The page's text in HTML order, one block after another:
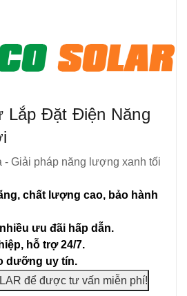
Lắp Đặt Điện Năng
- Giải pháp năng lượng xanh tối
chất lượng cao, bảo hành
ưu đãi hấp dẫn.
hỗ trợ 24/7.
dưỡng uy tín.
để được tư vấn miễn phí!